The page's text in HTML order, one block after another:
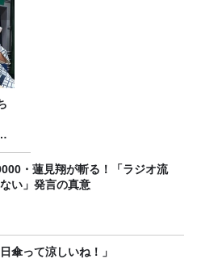
・蓮見翔が斬る！「ラジオ流
い」発言の真意
傘って涼しいね！」